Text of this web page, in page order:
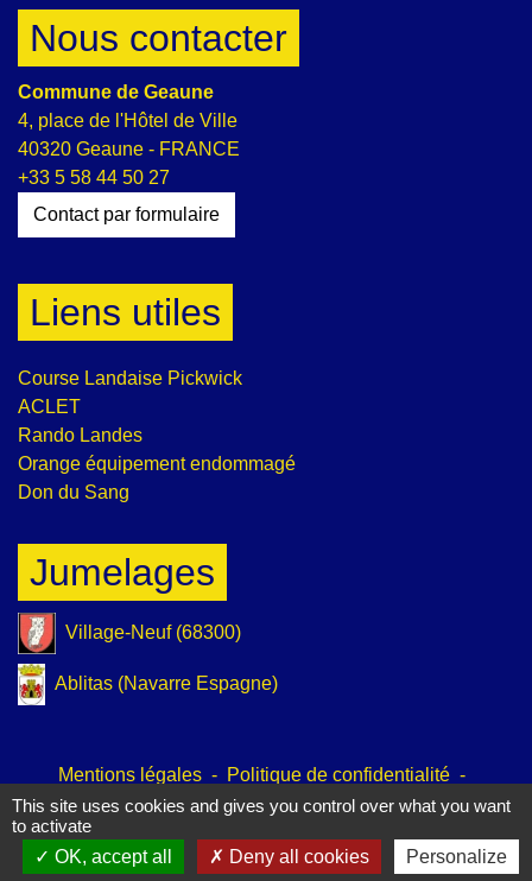
Nous contacter
Commune de Geaune
4, place de l'Hôtel de Ville
40320 Geaune - FRANCE
+33 5 58 44 50 27
Contact par formulaire
Liens utiles
Course Landaise Pickwick
ACLET
Rando Landes
Orange équipement endommagé
Don du Sang
Jumelages
Village-Neuf (68300)
Ablitas (Navarre Espagne)
Mentions légales - Politique de confidentialité -
Accessibilité - Plan du site - Gestion des cookies
Site créé en partenariat avec Réseau des Communes
This site uses cookies and gives you control over what you want
to activate
OK, accept all
Deny all cookies Personalize